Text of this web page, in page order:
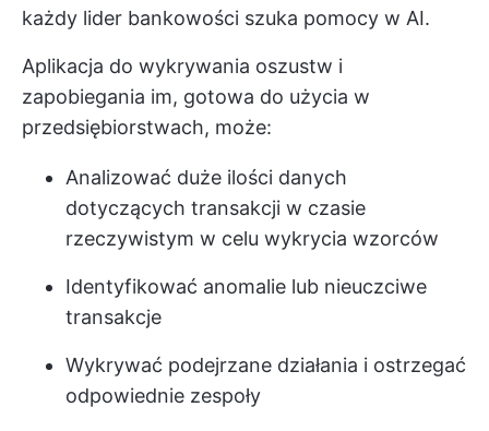
każdy lider bankowości szuka pomocy w AI.
Aplikacja do wykrywania oszustw i
zapobiegania im, gotowa do użycia w
przedsiębiorstwach, może:
Analizować duże ilości danych
dotyczących transakcji w czasie
rzeczywistym w celu wykrycia wzorców
Identyfikować anomalie lub nieuczciwe
transakcje
Wykrywać podejrzane działania i ostrzegać
odpowiednie zespoły